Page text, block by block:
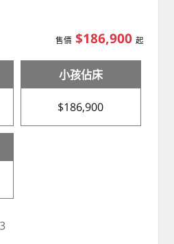
售價 $186,900 起
小孩佔床
$186,900